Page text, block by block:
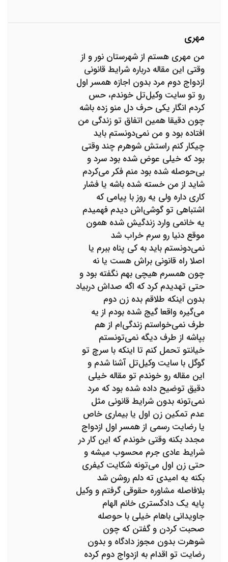
مهری
من مهری هستم از شهرستان نور و از
وقتی این مقاله درباره شرایط قانونی
ازدواج دوم مرد بدون اجازه همسر اول
رو تو سایت وکیل‌تل خوندم، حس
کردم انگار یکی حرف دل منو زده باشه
چون دقیقا همین اتفاق تو زندگی من
افتاده بود و من نمی‌دونستم باید
چیکار کنم راستش شوهرم چند وقتی
بود که خیلی عوض شده بود سرد و
بی‌حوصله شده بود منم فکر می‌کردم
شاید از من خسته شده باشه یا فشار
کاری داره ولی یه روز با پیامی که
اشتباهی تو گوشی‌اش دیدم فهمیدم
یه خانمی وارد زندگیش شده همون
موقع دنیا رو سرم خراب شد
نمی‌دونستم باید به کی پناه ببرم یا
اصلا راه قانونی براش هست یا نه
چون همسرم هیچی بهم نگفته بود و
حتی تهدیدم کرد که اگه صداش دربیاد
بدون اینکه طلاقم بده زن دوم
می‌گیره واقعا گیج شده بودم از یه
طرف نمی‌خواستم زندگی‌ام از هم
بپاشه از طرف دیگه نمی‌تونستم
خیانتو تحمل کنم تا اینکه با سرچ تو
گوگل با سایت وکیل‌تل آشنا شدم و
این مقاله رو خوندم تو مقاله خیلی
دقیق توضیح داده شده بود که مرد
نمی‌تونه بدون شرایط قانونی مثل
عدم تمکین زن اول یا بیماری خاص
یا رضایت رسمی از همسر اول ازدواج
مجدد بکنه وقتی خوندم که این کار در
شرایط عادی جرم محسوب میشه و
حتی زن اول می‌تونه شکایت کیفری
بکنه یه امیدی ته دلم روشن شد
بلافاصله مشاوره حقوقی گرفتم و وکیل
پایه یک دادگستری خانم الهام
جاویدانی باهام خیلی با حوصله
صحبت کردن و گفتن که چون
شوهرت بدون مجوز دادگاه و بدون
رضایت تو اقدام به ازدواج دوم کرده